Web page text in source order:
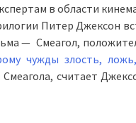
в области
Питер Джексон
— Смеагол,
чужды злость,
Смеагола, считает